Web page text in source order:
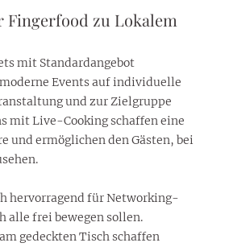
Fingerfood zu Lokalem
mit Standardangebot
Events auf individuelle
und zur Zielgruppe
mit Live-Cooking schaffen eine
und ermöglichen den Gästen, bei
hervorragend für Networking-
alle frei bewegen sollen.
gedeckten Tisch schaffen